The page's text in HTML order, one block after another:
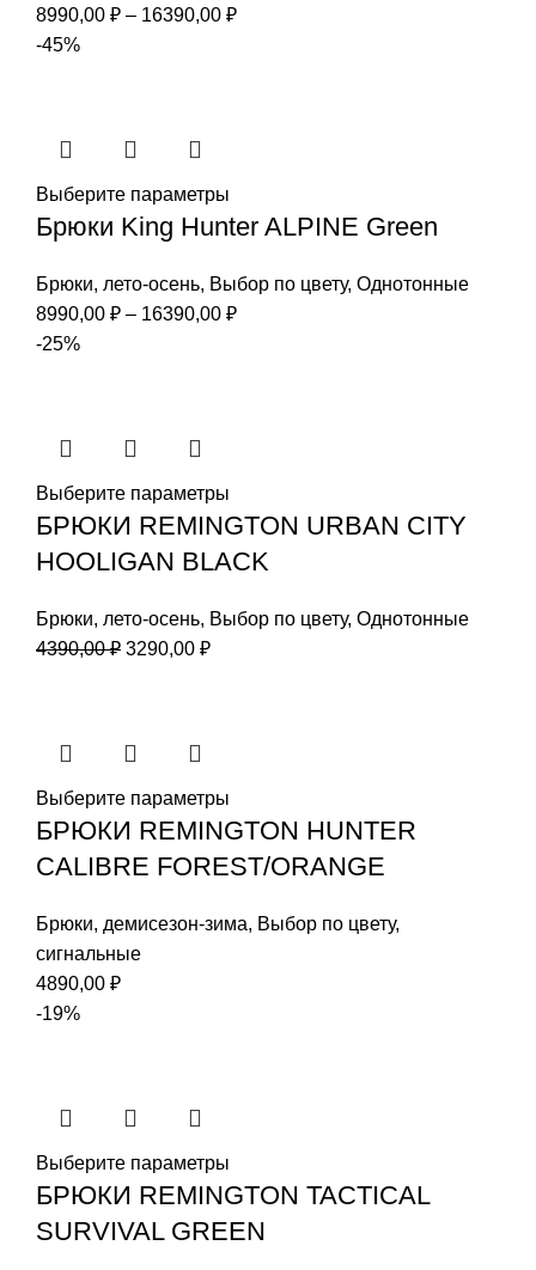
8990,00 ₽ – 16390,00 ₽Диапазон
-45%
Выберите параметры
Брюки King Hunter ALPINE Green
Брюки, лето-осень, Выбор по цвету, Однотонные
8990,00 ₽ – 16390,00 ₽Диапазон
-25%
Выберите параметры
БРЮКИ REMINGTON URBAN CITY
HOOLIGAN BLACK
Брюки, лето-осень, Выбор по цвету, Однотонные
4390,00₽ Первоначальная
3290,00 ₽Текущая
Выберите параметры
БРЮКИ REMINGTON HUNTER
CALIBRE FOREST/ORANGE
Брюки, демисезон-зима, Выбор по цвету,
сигнальные
4890,00 ₽
-19%
Выберите параметры
БРЮКИ REMINGTON TACTICAL
SURVIVAL GREEN